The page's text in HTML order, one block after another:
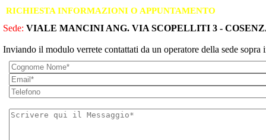
RICHIESTA INFORMAZIONI O APPUNTAMENTO
Sede: VIALE MANCINI ANG. VIA SCOPELLITI 3 -
Inviando il modulo verrete contattati da un operatore della sede sopra